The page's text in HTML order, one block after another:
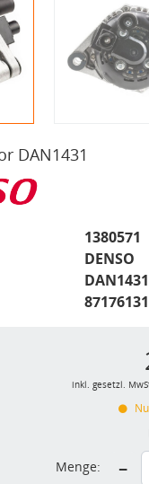
DAN1431
1380571
DENSO
DAN1431
inkl. gesetzl.
Menge: −